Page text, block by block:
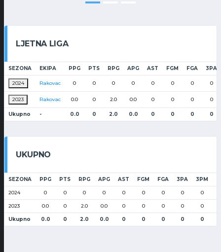
LJETNA LIGA
SEZONA EKIPA PPG PTS RPG APG AST FGM FGA 3PA
2024 Rakovac 0 0 0 0 0 0 0 0
2023 Rakovac 0.0 0 2.0 0.0 0 0 0 0
Ukupno - 0.0 0 2.0 0.0 0 0 0 0
UKUPNO
SEZONA PPG PTS RPG APG AST FGM FGA 3PA 3PM
2024 0 0 0 0 0 0 0 0 0
2023 0.0 0 2.0 0.0 0 0 0 0 0
Ukupno 0.0 0 2.0 0.0 0 0 0 0 0